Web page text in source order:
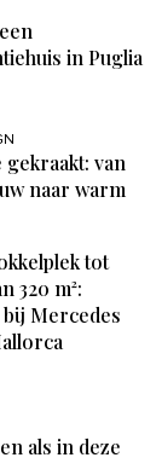
in Puglia
van
naar warm
tot
320 m²:
Mercedes
als in deze